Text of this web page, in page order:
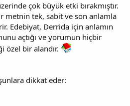
çok büyük etki bırakmıştır.
metnin tek, sabit ve son anlamla
Edebiyat, Derrida için anlamın
açtığı ve yorumun hiçbir
özel bir alandır.
dikkat eder: